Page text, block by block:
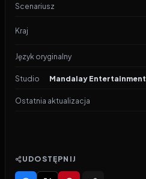
Scenariusz
Kraj
Język oryginalny
Studio Mandalay Entertainment
Ostatnia aktualizacja
UDOSTĘPNIJ